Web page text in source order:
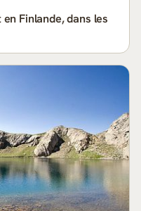
Finlande, dans les